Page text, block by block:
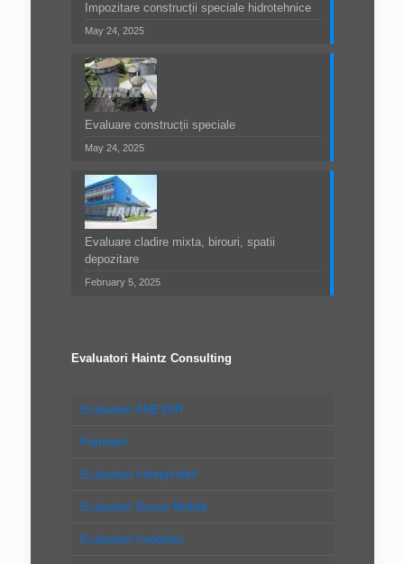
Impozitare construcții speciale hidrotehnice
May 24, 2025
Evaluare construcții speciale
May 24, 2025
Evaluare cladire mixta, birouri, spatii
depozitare
February 5, 2025
Evaluatori Haintz Consulting
Evaluatori ANEVAR
Parteneri
Evaluatori Intreprinderi
Evaluatori Bunuri Mobile
Evaluatori Imobiliari